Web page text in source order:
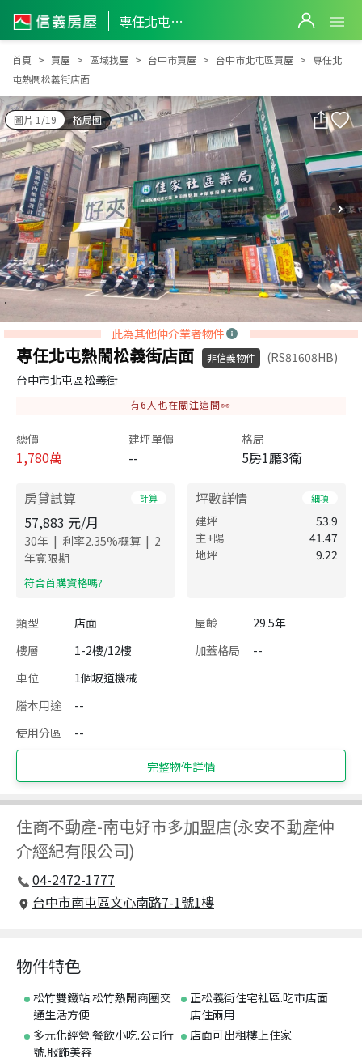
專任北屯熱鬧松義街店面
專任北屯熱鬧松義街店面
首頁 買屋 區域找屋 台中市買屋 台中市北屯區買屋
專任北
屯熱鬧松義街店面
圖片 1/19 格局圖
此為其他仲介業者物件
專任北屯熱鬧松義街店面 非信義物件
(RS81608HB)
台中市北屯區松義街
有6 人也在關注這間👀
總價
1,780萬
建坪單價
--
格局
5房1廳3衛
房貸試算 計算
57,883 元/月
30年 | 利率2.35%概算 | 2
年寬限期
​符合首購資格嗎?
坪數詳情 細項
建坪
53.9
主+陽
41.47
地坪
9.22
類型 店面 屋齡
29.5年
樓層
1-2樓/12樓 加蓋格局
--
車位
1個坡道機械
謄本用途
--
使用分區
--
完整物件詳情
住商不動產-南屯好市多加盟店(永安不動產仲
介經紀有限公司)
04-2472-1777
台中市南屯區文心南路7-1號1樓
物件特色
松竹雙鐵站.松竹熱鬧商圈交
通生活方便
正松義街住宅社區.吃市店面
店住兩用
多元化經營.餐飲小吃.公司行
號.服飾美容
店面可出租樓上住家